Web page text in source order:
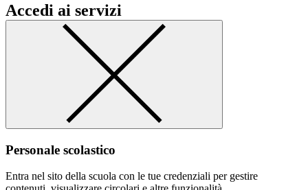
Accedi ai servizi
Personale scolastico
Entra nel sito della scuola con le tue credenziali per gestire